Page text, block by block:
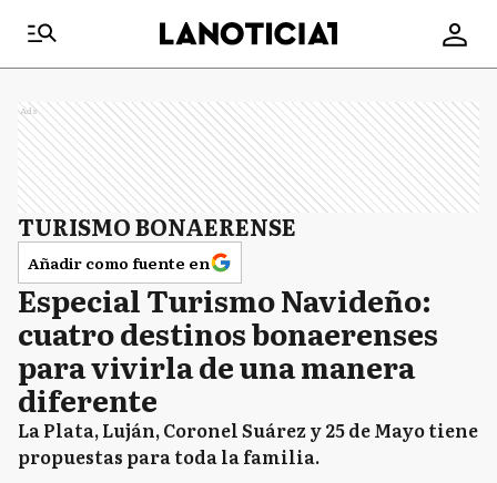
Ads
TURISMO BONAERENSE
Añadir como fuente en
Especial Turismo Navideño:
cuatro destinos bonaerenses
para vivirla de una manera
diferente
La Plata, Luján, Coronel Suárez y 25 de Mayo tiene
propuestas para toda la familia.